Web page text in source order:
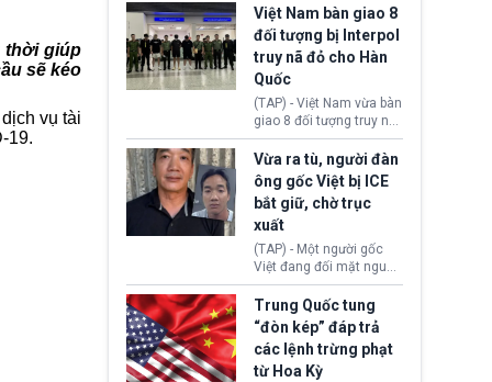
thời giúp
sẽ kéo
vụ tài
19.
Việt Nam bàn giao 8
đối tượng bị Interpol
truy nã đỏ cho Hàn
Quốc
(TAP) - Việt Nam vừa bàn
giao 8 đối tượng truy nã
đỏ Interpol cho lực lượng
chức năng Hàn Quốc.
Nhóm này bị xác định
lừa đảo 619 nạn nhân,
chiếm đoạt hơn 17,7 tỷ
KRW.
Vừa ra tù, người đàn
ông gốc Việt bị ICE
bắt giữ, chờ trục
xuất
(TAP) - Một người gốc
Việt đang đối mặt nguy
cơ bị trục xuất khỏi Hoa
Kỳ sau khi đã chấp hành
xong bản án liên quan
đến tội ác từ hơn 30
năm trước tại California.
Trung Quốc tung
“đòn kép” đáp trả
các lệnh trừng phạt
từ Hoa Kỳ